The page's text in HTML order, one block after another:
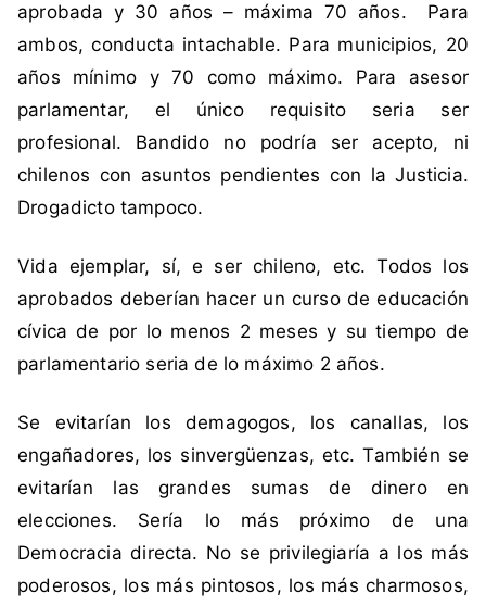
e
s
aprobada y 30 años – máxima 70 años. Para
ambos, conducta intachable. Para municipios, 20
años mínimo y 70 como máximo. Para asesor
parlamentar, el único requisito seria ser
profesional. Bandido no podría ser acepto, ni
chilenos con asuntos pendientes con la Justicia.
Drogadicto tampoco.
Vida ejemplar, sí, e ser chileno, etc. Todos los
aprobados deberían hacer un curso de educación
cívica de por lo menos 2 meses y su tiempo de
parlamentario seria de lo máximo 2 años.
Se evitarían los demagogos, los canallas, los
engañadores, los sinvergüenzas, etc. También se
evitarían las grandes sumas de dinero en
elecciones. Sería lo más próximo de una
Democracia directa. No se privilegiaría a los más
poderosos, los más pintosos, los más charmosos,